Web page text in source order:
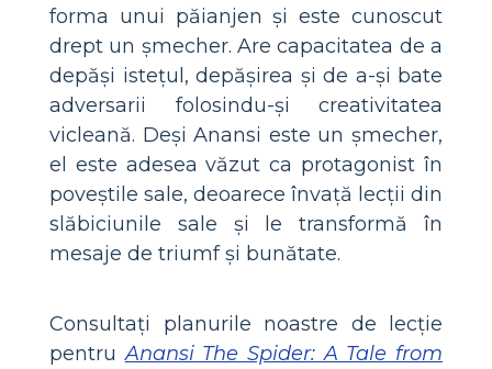
forma unui păianjen și este cunoscut
drept un șmecher. Are capacitatea de a
depăși istețul, depășirea și de a-și bate
adversarii folosindu-și creativitatea
vicleană. Deși Anansi este un șmecher,
el este adesea văzut ca protagonist în
poveștile sale, deoarece învață lecții din
slăbiciunile sale și le transformă în
mesaje de triumf și bunătate.
Consultați planurile noastre de lecție
pentruAnansi The Spider: A Tale from